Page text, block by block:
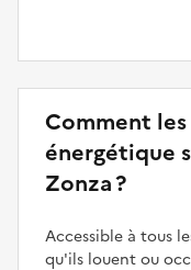
Comment
énergétique
Zonza ?
Accessible à tous
qu'ils louent ou